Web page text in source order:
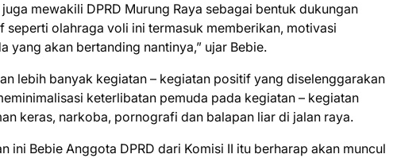
mewakili DPRD Murung Raya sebagai bentuk dukungan
olahraga voli ini termasuk memberikan, motivasi
yang akan bertanding nantinya,” ujar Bebie.
lebih banyak kegiatan – kegiatan positif yang diselenggarakan
keterlibatan pemuda pada kegiatan – kegiatan
keras, narkoba, pornografi dan balapan liar di jalan raya.
ini Bebie Anggota DPRD dari Komisi II itu berharap akan muncul